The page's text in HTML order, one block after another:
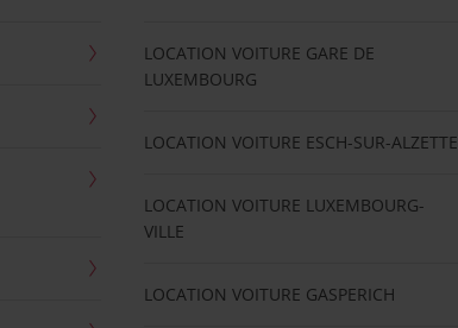
LOCATION VOITURE GARE DE
LUXEMBOURG
LOCATION VOITURE ESCH-SUR-ALZETTE
LOCATION VOITURE LUXEMBOURG-
VILLE
LOCATION VOITURE GASPERICH